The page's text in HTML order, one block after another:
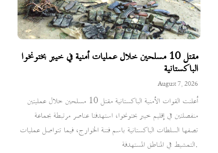
مقتل 10 مسلحين خلال عمليات أمنية في خيبر بختونخوا
الباكستانية
August 7, 2026
أعلنت القوات الأمنية الباكستانية مقتل 10 مسلحين خلال عمليتين
منفصلتين في إقليم خيبر بختونخوا، استهدفتا عناصر مرتبطة بجماعة
تصفها السلطات الباكستانية باسم فتنة الخوارج، فيما تتواصل عمليات
التمشيط في المناطق المستهدفة.